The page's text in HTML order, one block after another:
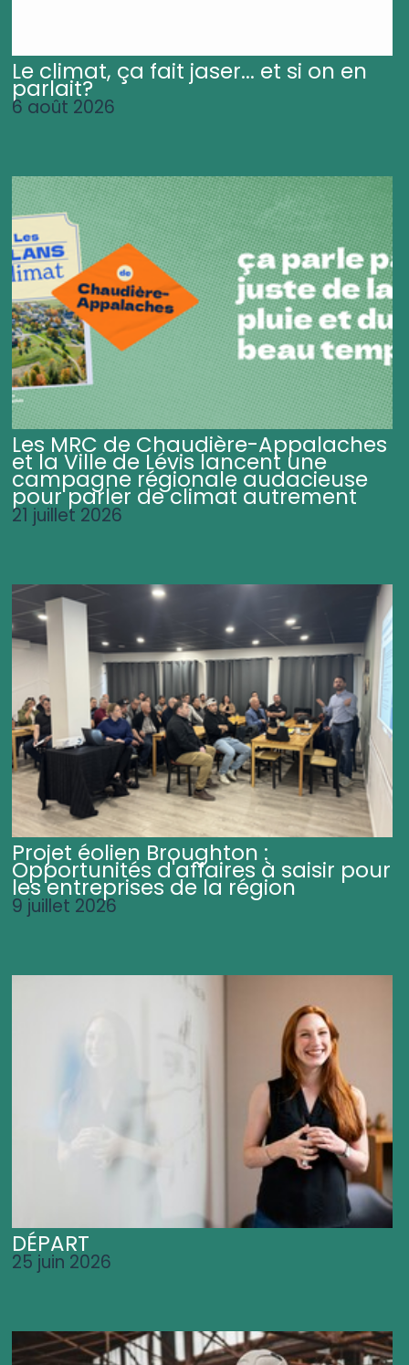
Le climat, ça fait jaser... et si on en
parlait?
6 août 2026
Les MRC de Chaudière-Appalaches
et la Ville de Lévis lancent une
campagne régionale audacieuse
pour parler de climat autrement
21 juillet 2026
Projet éolien Broughton :
Opportunités d'affaires à saisir pour
les entreprises de la région
9 juillet 2026
DÉPART
25 juin 2026